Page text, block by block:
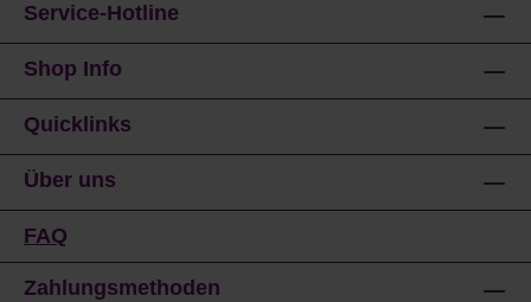
Service-Hotline
Shop Info
Quicklinks
Über uns
FAQ
Zahlungsmethoden